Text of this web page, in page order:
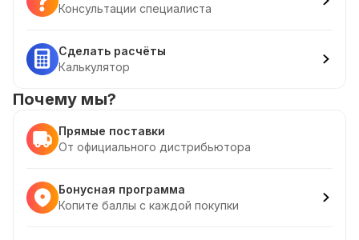
Консультации специалиста
Сделать расчёты
Калькулятор
Почему мы?
Прямые поставки
От официального дистрибьютора
Бонусная программа
Копите баллы с каждой покупки